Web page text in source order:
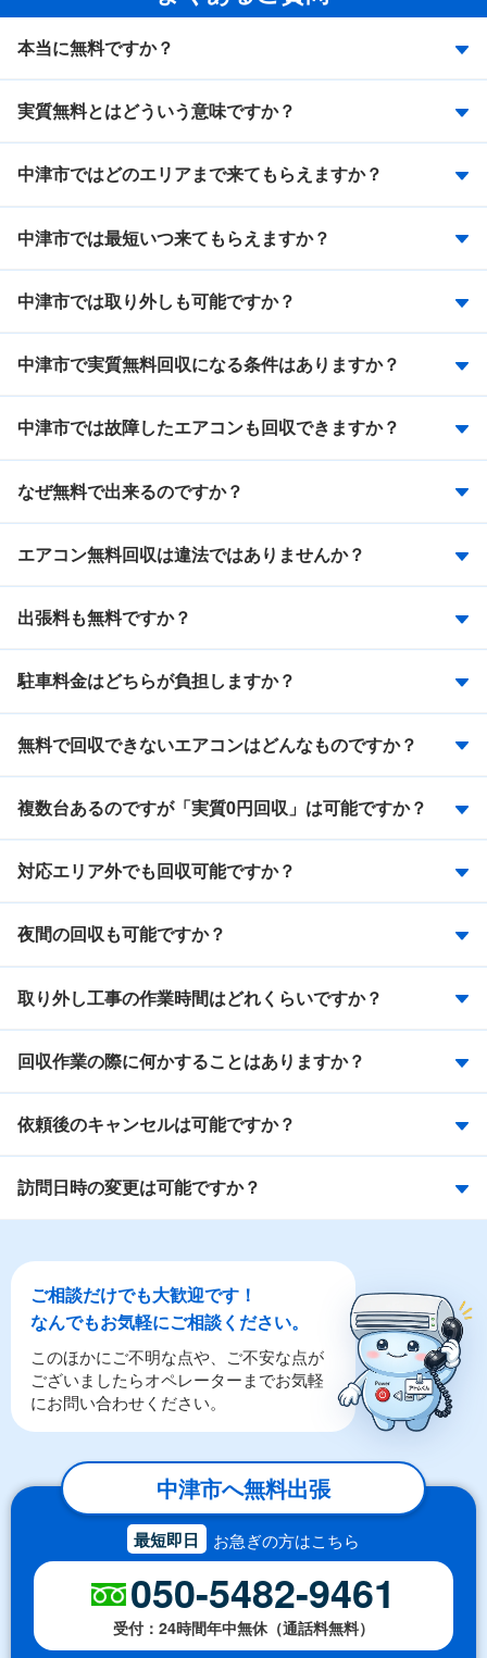
本当に無料ですか？
実質無料とはどういう意味ですか？
中津市ではどのエリアまで来てもらえますか？
中津市では最短いつ来てもらえますか？
中津市では取り外しも可能ですか？
中津市で実質無料回収になる条件はありますか？
中津市では故障したエアコンも回収できますか？
なぜ無料で出来るのですか？
エアコン無料回収は違法ではありませんか？
出張料も無料ですか？
駐車料金はどちらが負担しますか？
無料で回収できないエアコンはどんなものですか？
複数台あるのですが「実質0円回収」は可能ですか？
対応エリア外でも回収可能ですか？
夜間の回収も可能ですか？
取り外し工事の作業時間はどれくらいですか？
回収作業の際に何かすることはありますか？
依頼後のキャンセルは可能ですか？
訪問日時の変更は可能ですか？
ご相談だけでも大歓迎です！
なんでもお気軽にご相談ください。
このほかにご不明な点や、ご不安な点が
ございましたらオペレーターまでお気軽
にお問い合わせください。
中津市へ無料出張
最短即日 お急ぎの方はこちら
050-5482-9461
受付：24時間年中無休（通話料無料）